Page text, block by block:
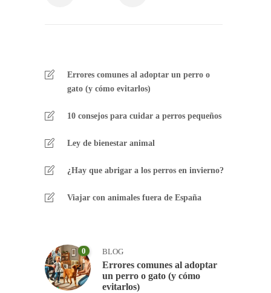
Errores comunes al adoptar un perro o
gato (y cómo evitarlos)
10 consejos para cuidar a perros pequeños
Ley de bienestar animal
¿Hay que abrigar a los perros en invierno?
Viajar con animales fuera de España
0 BLOG
Errores comunes al adoptar
un perro o gato (y cómo
evitarlos)